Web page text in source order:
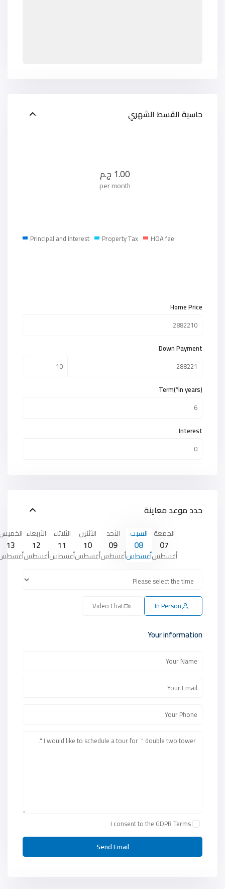
حاسبة القسط الشهري
1.00 ج.م
per month
Principal and Interest Property Tax HOA fee
Home Price
Down Payment
Term(*in years)
Interest
حدد موعد معاينة
الجمعة
07
أغسطس
السبت
08
أغسطس
الأحد
09
أغسطس
الأثنين
10
أغسطس
الثلاثاء
11
أغسطس
الأربعاء
12
أغسطس
13
In Person
Video Chat
Your information
I consent to the GDPR Terms